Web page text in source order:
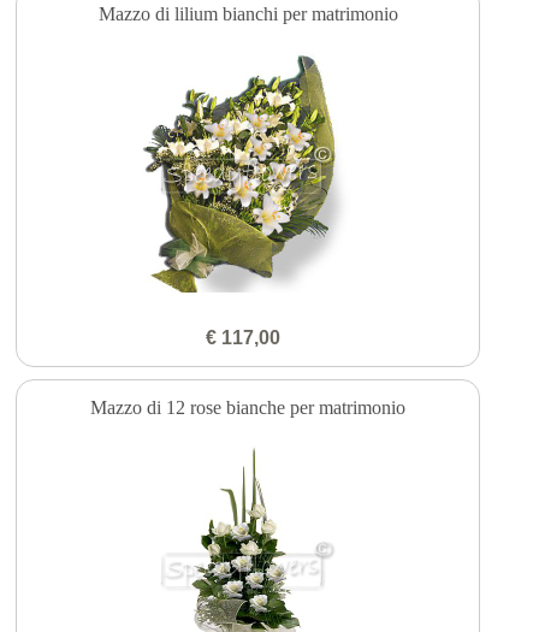
Mazzo di lilium bianchi per matrimonio
€ 117,00
Mazzo di 12 rose bianche per matrimonio